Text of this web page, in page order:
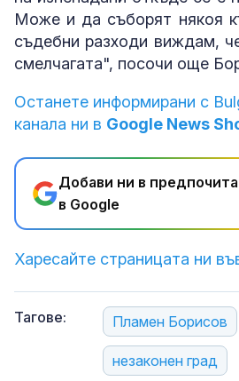
Може и да съборят някоя
съдебни разходи виждам,
смелчагата", посочи още
Останете информирани с
канала ни в Google News
Добави ни в
в Google
Харесайте страницата ни
Тагове: Пламен Борисов
незаконен град